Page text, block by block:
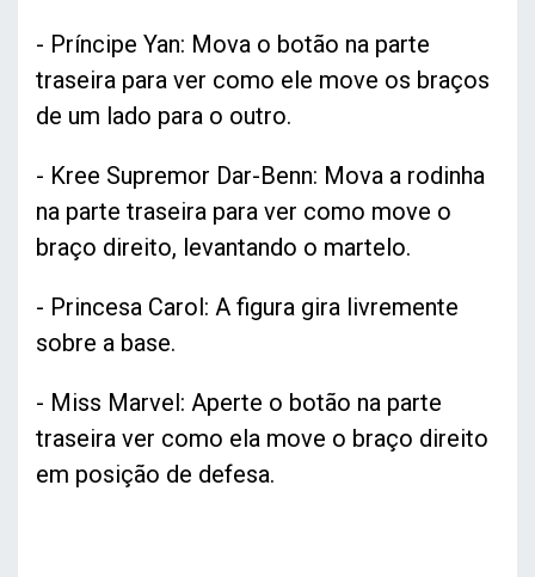
- Príncipe Yan: Mova o botão na parte
traseira para ver como ele move os braços
de um lado para o outro.
- Kree Supremor Dar-Benn: Mova a rodinha
na parte traseira para ver como move o
braço direito, levantando o martelo.
- Princesa Carol: A figura gira livremente
sobre a base.
- Miss Marvel: Aperte o botão na parte
traseira ver como ela move o braço direito
em posição de defesa.